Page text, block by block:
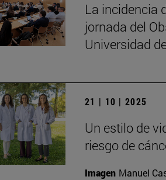
La incidencia
jornada del
Universidad
21 | 10 | 2025
Un estilo de
riesgo de
Imagen Manuel